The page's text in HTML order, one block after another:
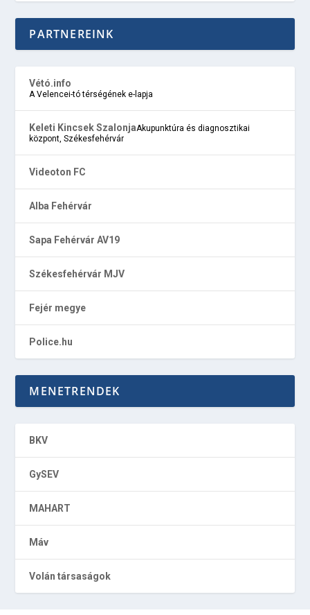
PARTNEREINK
Vétó.info
A Velencei-tó térségének e-lapja
Keleti Kincsek SzalonjaAkupunktúra és diagnosztikai
központ, Székesfehérvár
Videoton FC
Alba Fehérvár
Sapa Fehérvár AV19
Székesfehérvár MJV
Fejér megye
Police.hu
MENETRENDEK
BKV
GySEV
MAHART
Máv
Volán társaságok